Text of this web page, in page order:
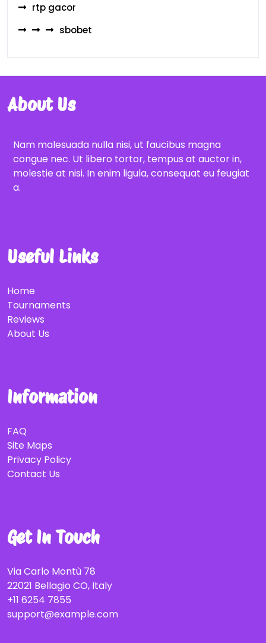
rtp gacor
sbobet
About Us
Nam malesuada nulla nisi, ut faucibus magna
congue nec. Ut libero tortor, tempus at auctor in,
molestie at nisi. In enim ligula, consequat eu feugiat
a.
Useful Links
Home
Tournaments
Reviews
About Us
Information
FAQ
Site Maps
Privacy Policy
Contact Us
Get In Touch
Via Carlo Montù 78
22021 Bellagio CO, Italy
+11 6254 7855
support@example.com